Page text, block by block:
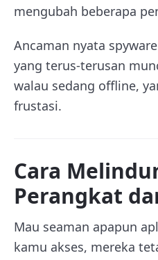
mengubah beberapa
Ancaman nyata
yang terus-terusan
walau sedang offline,
frustasi.
Cara
Perangkat
Mau seaman apapun
kamu akses, mereka